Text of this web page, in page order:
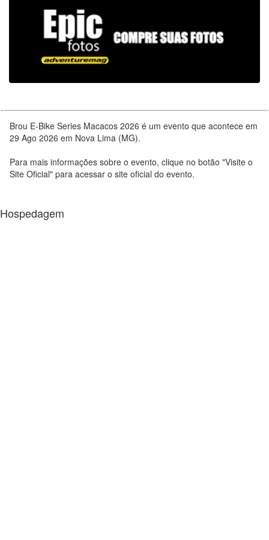
Brou E-Bike Series Macacos 2026 é um evento que acontece em
29 Ago 2026 em Nova Lima (MG).
Para mais informações sobre o evento, clique no botão "Visite o
Site Oficial" para acessar o site oficial do evento.
Hospedagem